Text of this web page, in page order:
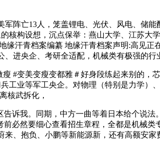
亡13人，笼盖锂电、光伏、风电、储能
构设想，沉点保举：燕山大学、江苏大
汗青档案编纂 地缘汗青档案声明:高见
进央企、考研全适配，机械类有极强的行
变美变瘦变都雅＃好身段练起来别的，
工业等军工央企。对物理（特别是力学）
核武拆化，
我。同期，中方一曲等着日本给个说法
必然要细心查看招生章程，全都是机械类
、抱负、小鹏等新能源新，还有高额安